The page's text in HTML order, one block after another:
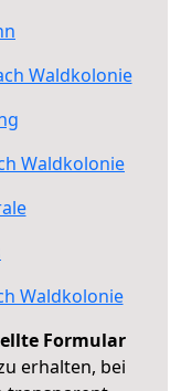
Waldkolonie
Waldkolonie
Waldkolonie
Formular
erhalten, bei